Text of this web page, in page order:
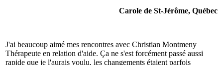
Carole de St-Jérôme, Québec
J'ai beaucoup aimé mes rencontres avec Christian Montmeny
Thérapeute en relation d'aide. Ça ne s'est forcément passé aussi
rapide que je l'aurais voulu, les changements étaient parfois